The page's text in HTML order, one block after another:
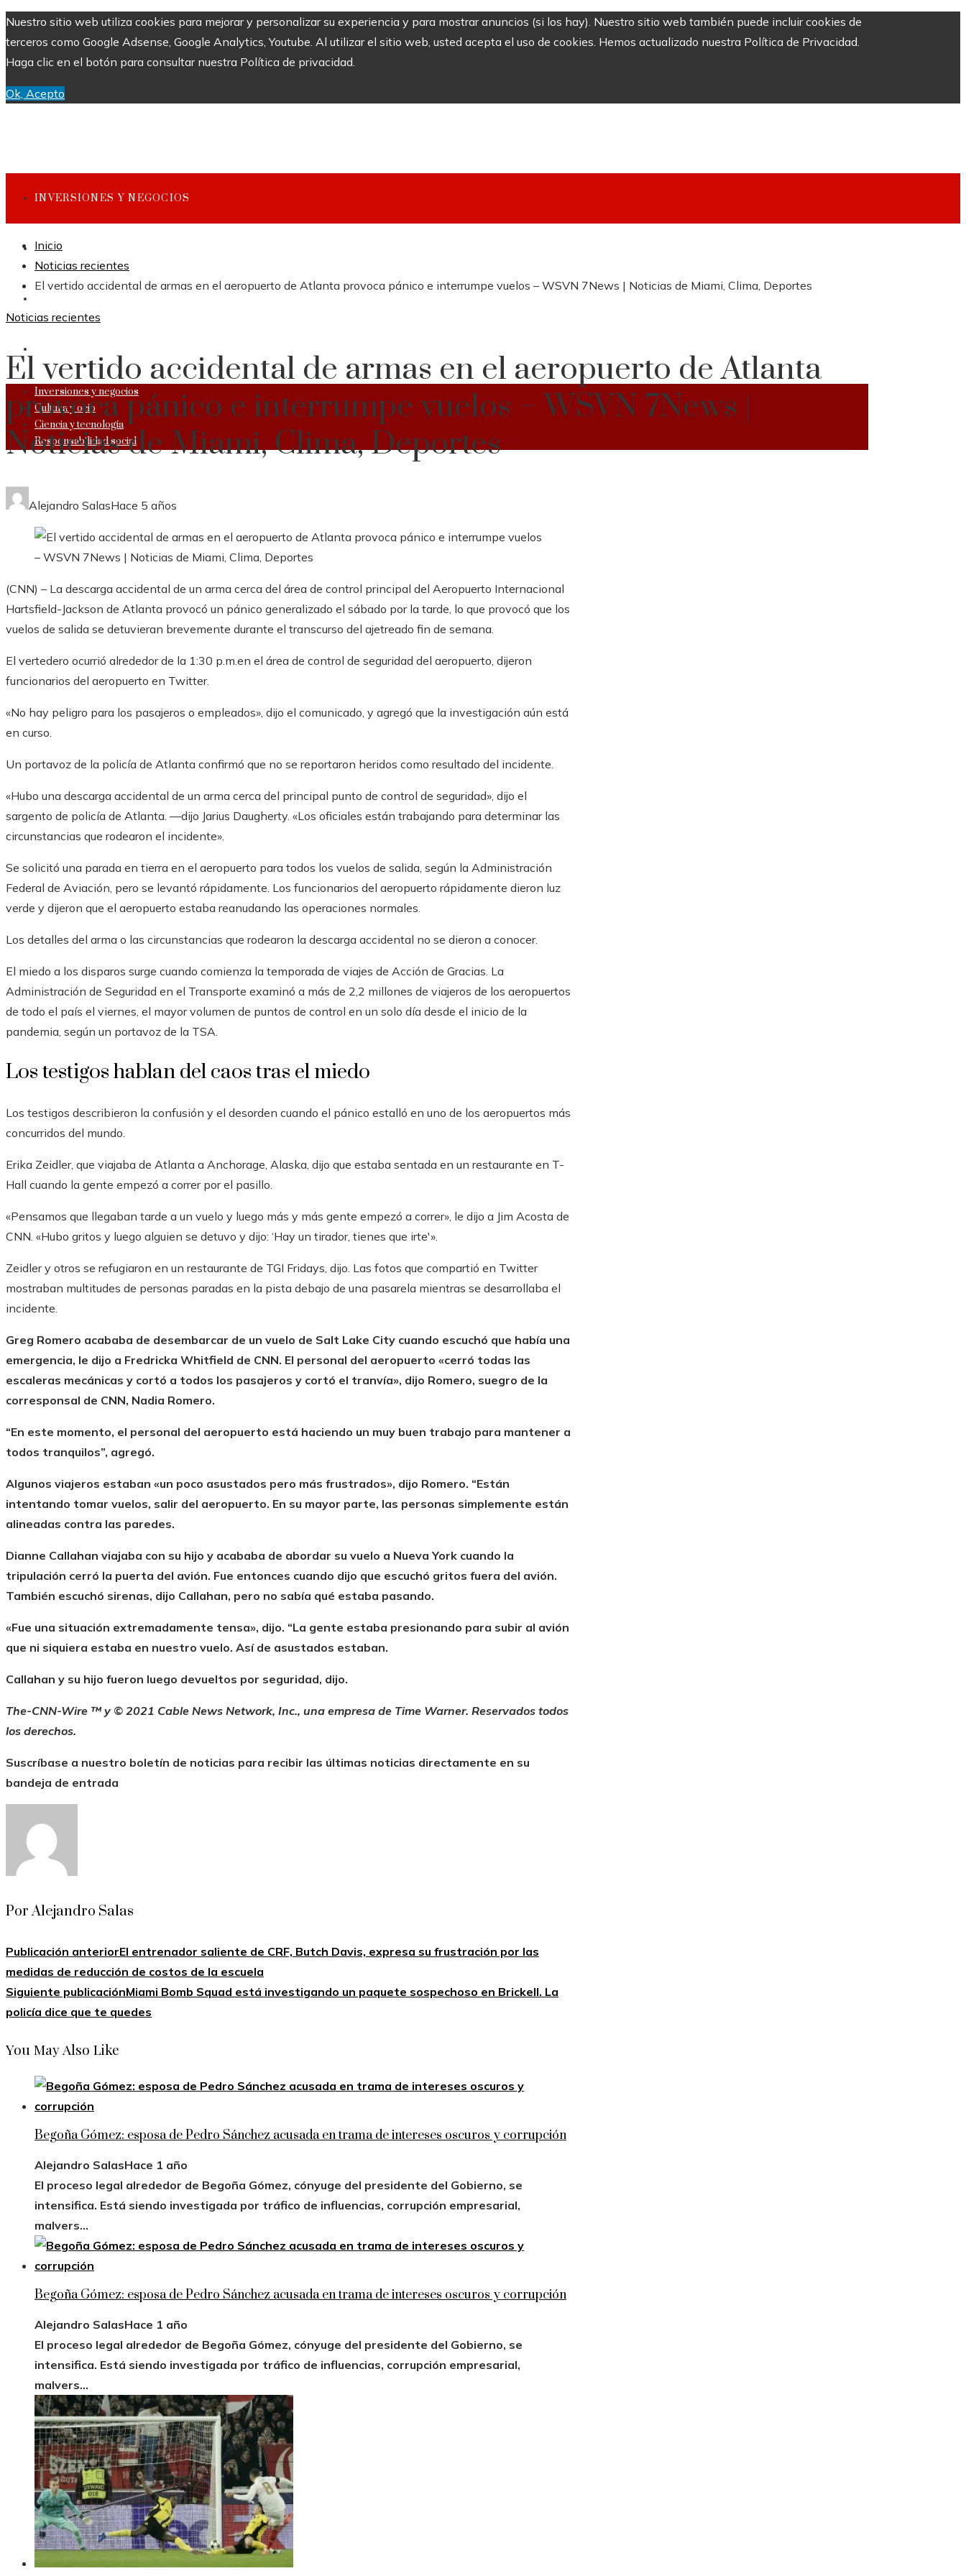
Nuestro sitio web utiliza cookies para mejorar y personalizar su experiencia y para mostrar anuncios (si los hay). Nuestro sitio web también puede incluir cookies de
terceros como Google Adsense, Google Analytics, Youtube. Al utilizar el sitio web, usted acepta el uso de cookies. Hemos actualizado nuestra Política de Privacidad.
Haga clic en el botón para consultar nuestra Política de privacidad.
Ok, Acepto
INVERSIONES Y NEGOCIOS
CULTURA Y OCIO
Inversiones y negocios
Cultura y ocio
Ciencia y tecnología
Responsabilidad social
Inicio
Noticias recientes
El vertido accidental de armas en el aeropuerto de Atlanta provoca pánico e interrumpe vuelos – WSVN 7News | Noticias de Miami, Clima, Deportes
Noticias recientes
El vertido accidental de armas en el aeropuerto de Atlanta
provoca pánico e interrumpe vuelos – WSVN 7News |
Noticias de Miami, Clima, Deportes
Alejandro SalasHace 5 años
(CNN) – La descarga accidental de un arma cerca del área de control principal del Aeropuerto Internacional
Hartsfield-Jackson de Atlanta provocó un pánico generalizado el sábado por la tarde, lo que provocó que los
vuelos de salida se detuvieran brevemente durante el transcurso del ajetreado fin de semana.
El vertedero ocurrió alrededor de la 1:30 p.m.en el área de control de seguridad del aeropuerto, dijeron
funcionarios del aeropuerto en Twitter.
«No hay peligro para los pasajeros o empleados», dijo el comunicado, y agregó que la investigación aún está
en curso.
Un portavoz de la policía de Atlanta confirmó que no se reportaron heridos como resultado del incidente.
«Hubo una descarga accidental de un arma cerca del principal punto de control de seguridad», dijo el
sargento de policía de Atlanta. —dijo Jarius Daugherty. «Los oficiales están trabajando para determinar las
circunstancias que rodearon el incidente».
Se solicitó una parada en tierra en el aeropuerto para todos los vuelos de salida, según la Administración
Federal de Aviación, pero se levantó rápidamente. Los funcionarios del aeropuerto rápidamente dieron luz
verde y dijeron que el aeropuerto estaba reanudando las operaciones normales.
Los detalles del arma o las circunstancias que rodearon la descarga accidental no se dieron a conocer.
El miedo a los disparos surge cuando comienza la temporada de viajes de Acción de Gracias. La
Administración de Seguridad en el Transporte examinó a más de 2,2 millones de viajeros de los aeropuertos
de todo el país el viernes, el mayor volumen de puntos de control en un solo día desde el inicio de la
pandemia, según un portavoz de la TSA.
Los testigos hablan del caos tras el miedo
Los testigos describieron la confusión y el desorden cuando el pánico estalló en uno de los aeropuertos más
concurridos del mundo.
Erika Zeidler, que viajaba de Atlanta a Anchorage, Alaska, dijo que estaba sentada en un restaurante en T-
Hall cuando la gente empezó a correr por el pasillo.
«Pensamos que llegaban tarde a un vuelo y luego más y más gente empezó a correr», le dijo a Jim Acosta de
CNN. «Hubo gritos y luego alguien se detuvo y dijo: ‘Hay un tirador, tienes que irte'».
Zeidler y otros se refugiaron en un restaurante de TGI Fridays, dijo. Las fotos que compartió en Twitter
mostraban multitudes de personas paradas en la pista debajo de una pasarela mientras se desarrollaba el
incidente.
Greg Romero acababa de desembarcar de un vuelo de Salt Lake City cuando escuchó que había una
emergencia, le dijo a Fredricka Whitfield de CNN. El personal del aeropuerto «cerró todas las
escaleras mecánicas y cortó a todos los pasajeros y cortó el tranvía», dijo Romero, suegro de la
corresponsal de CNN, Nadia Romero.
“En este momento, el personal del aeropuerto está haciendo un muy buen trabajo para mantener a
todos tranquilos”, agregó.
Algunos viajeros estaban «un poco asustados pero más frustrados», dijo Romero. “Están
intentando tomar vuelos, salir del aeropuerto. En su mayor parte, las personas simplemente están
alineadas contra las paredes.
Dianne Callahan viajaba con su hijo y acababa de abordar su vuelo a Nueva York cuando la
tripulación cerró la puerta del avión. Fue entonces cuando dijo que escuchó gritos fuera del avión.
También escuchó sirenas, dijo Callahan, pero no sabía qué estaba pasando.
«Fue una situación extremadamente tensa», dijo. “La gente estaba presionando para subir al avión
que ni siquiera estaba en nuestro vuelo. Así de asustados estaban.
Callahan y su hijo fueron luego devueltos por seguridad, dijo.
The-CNN-Wire ™ y © 2021 Cable News Network, Inc., una empresa de Time Warner. Reservados todos
los derechos.
Suscríbase a nuestro boletín de noticias para recibir las últimas noticias directamente en su
bandeja de entrada
Por Alejandro Salas
Publicación anteriorEl entrenador saliente de CRF, Butch Davis, expresa su frustración por las
medidas de reducción de costos de la escuela
Siguiente publicaciónMiami Bomb Squad está investigando un paquete sospechoso en Brickell. La
policía dice que te quedes
You May Also Like
Begoña Gómez: esposa de Pedro Sánchez acusada en trama de intereses oscuros y corrupción
Alejandro SalasHace 1 año
El proceso legal alrededor de Begoña Gómez, cónyuge del presidente del Gobierno, se
intensifica. Está siendo investigada por tráfico de influencias, corrupción empresarial,
malvers...
Begoña Gómez: esposa de Pedro Sánchez acusada en trama de intereses oscuros y corrupción
Alejandro SalasHace 1 año
El proceso legal alrededor de Begoña Gómez, cónyuge del presidente del Gobierno, se
intensifica. Está siendo investigada por tráfico de influencias, corrupción empresarial,
malvers...